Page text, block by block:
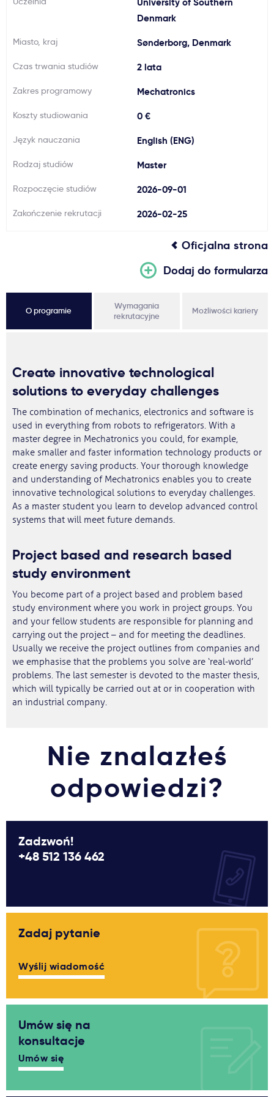
Dlaczego Kastu?
Denmark
Miasto, kraj Sønderborg, Denmark
Czas trwania studiów 2 lata
Zakres programowy Mechatronics
Koszty studiowania 0 €
Język nauczania English (ENG)
Rodzaj studiów Master
Rozpoczęcie studiów 2026-09-01
Zakończenie rekrutacji 2026-02-25
Oficjalna strona
Dodaj do formularza
O programie
Wymagania
rekrutacyjne
Możliwości kariery
Create innovative technological
solutions to everyday challenges
The combination of mechanics, electronics and software is
used in everything from robots to refrigerators. With a
master degree in Mechatronics you could, for example,
make smaller and faster information technology products or
create energy saving products. Your thorough knowledge
and understanding of Mechatronics enables you to create
innovative technological solutions to everyday challenges.
As a master student you learn to develop advanced control
systems that will meet future demands.
Project based and research based
study environment
You become part of a project based and problem based
study environment where you work in project groups. You
and your fellow students are responsible for planning and
carrying out the project – and for meeting the deadlines.
Usually we receive the project outlines from companies and
we emphasise that the problems you solve are ‘real-world’
problems. The last semester is devoted to the master thesis,
which will typically be carried out at or in cooperation with
an industrial company.
Nie znalazłeś
odpowiedzi?
Zadzwoń!
+48 512 136 462
Zadaj pytanie
Wyślij wiadomość
Umów się na
konsultacje
Umów się